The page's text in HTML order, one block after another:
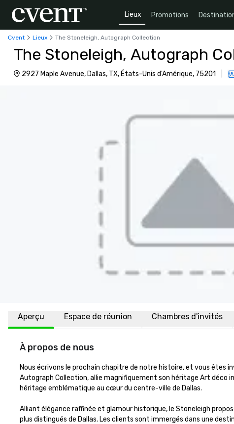
Lieux Promotions
Cvent Lieux The Stoneleigh, Autograph Collection
The Stoneleigh, Autograph
2927 Maple Avenue, Dallas, TX, États-Unis d'Amérique, 75201
Aperçu Espace de réunion Chambres d'invités
À propos de nous
Nous écrivons le prochain chapitre de notre histoire, et vous êtes
Autograph Collection, allie magnifiquement son héritage Art
héritage emblématique au cœur du centre-ville de Dallas.
Alliant élégance raffinée et glamour historique, le Stoneleigh
plus distingués de Dallas. Les clients sont immergés dans une